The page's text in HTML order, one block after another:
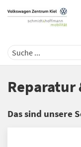
Reparatur
Das sind unsere